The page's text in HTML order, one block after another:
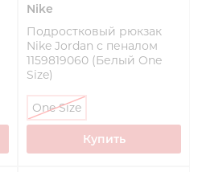
Nike
Подростковый рюкзак
Nike Jordan с пеналом
1159819060 (Белый One
Size)
One Size
Купить